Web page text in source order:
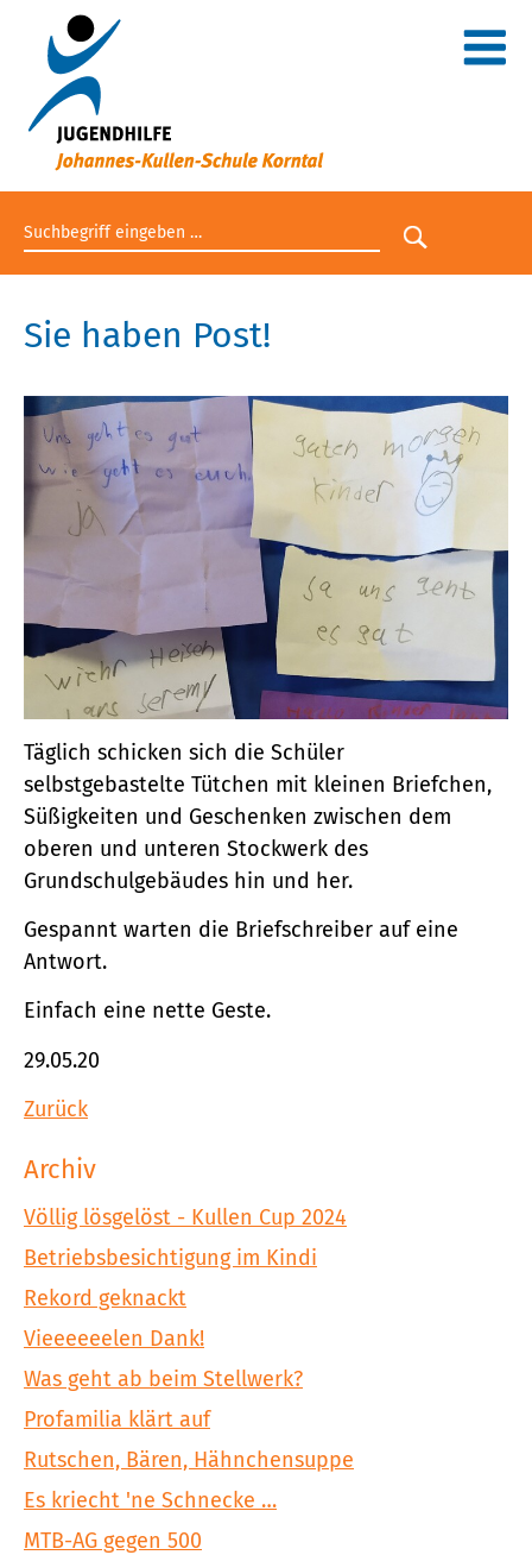
Suchbegriff eingeben
Suche
Sie haben Post!
Täglich schicken sich die Schüler
selbstgebastelte Tütchen mit kleinen Briefchen,
Süßigkeiten und Geschenken zwischen dem
oberen und unteren Stockwerk des
Grundschulgebäudes hin und her.
Gespannt warten die Briefschreiber auf eine
Antwort.
Einfach eine nette Geste.
29.05.20
Zurück
Archiv
Völlig lösgelöst - Kullen Cup 2024
Betriebsbesichtigung im Kindi
Rekord geknackt
Vieeeeeelen Dank!
Was geht ab beim Stellwerk?
Profamilia klärt auf
Rutschen, Bären, Hähnchensuppe
Es kriecht 'ne Schnecke …
MTB-AG gegen 500